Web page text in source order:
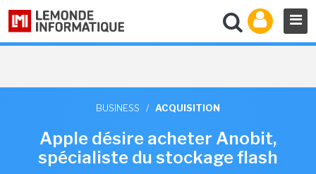
BUSINESS / ACQUISITION
Apple désire acheter Anobit,
spécialiste du stockage flash